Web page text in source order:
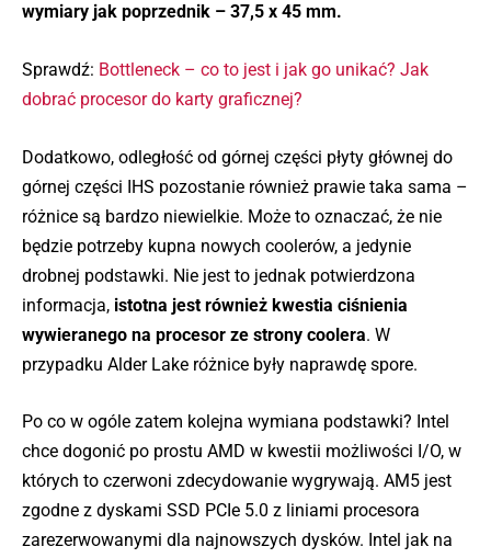
wymiary jak poprzednik – 37,5 x 45 mm.
Sprawdź: Bottleneck – co to jest i jak go unikać? Jak
dobrać procesor do karty graficznej?
Dodatkowo, odległość od górnej części płyty głównej do
górnej części IHS pozostanie również prawie taka sama –
różnice są bardzo niewielkie. Może to oznaczać, że nie
będzie potrzeby kupna nowych coolerów, a jedynie
drobnej podstawki. Nie jest to jednak potwierdzona
informacja, istotna jest również kwestia ciśnienia
wywieranego na procesor ze strony coolera. W
przypadku Alder Lake różnice były naprawdę spore.
Po co w ogóle zatem kolejna wymiana podstawki? Intel
chce dogonić po prostu AMD w kwestii możliwości I/O, w
których to czerwoni zdecydowanie wygrywają. AM5 jest
zgodne z dyskami SSD PCIe 5.0 z liniami procesora
zarezerwowanymi dla najnowszych dysków. Intel jak na